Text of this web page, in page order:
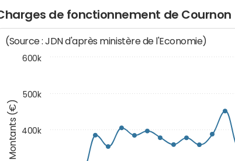
de fonctionnement de Cournon
Montants (€)
(Source : JDN d'après ministère de l'Economie)
400k
500k
600k